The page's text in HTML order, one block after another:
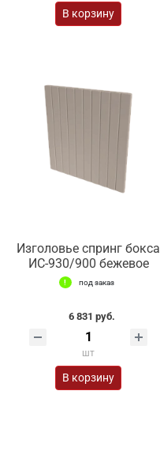
В корзину
Изголовье спринг бокса
ИС-930/900 бежевое
под заказ
6 831 руб.
шт
В корзину